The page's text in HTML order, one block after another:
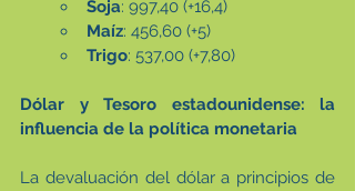
Soja: 997,40 (+16,4)
Maíz: 456,60 (+5)
Trigo: 537,00 (+7,80)
Dólar y Tesoro estadounidense: la
influencia de la política monetaria
La devaluación del dólar a principios de